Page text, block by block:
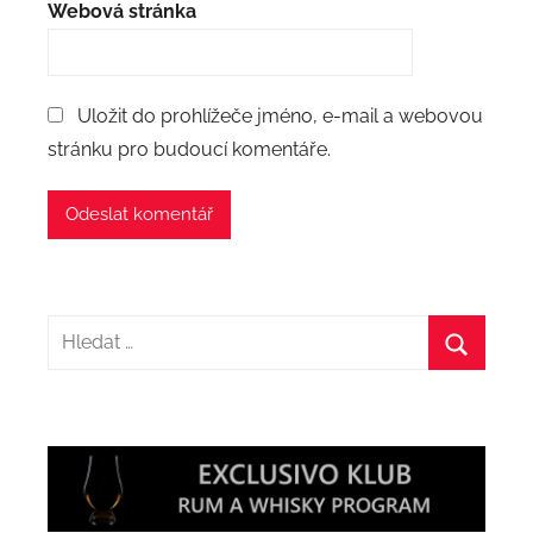
Webová stránka
Uložit do prohlížeče jméno, e-mail a webovou
stránku pro budoucí komentáře.
Hledat: